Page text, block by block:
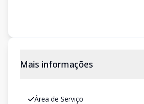
Mais informações
Área de Serviço